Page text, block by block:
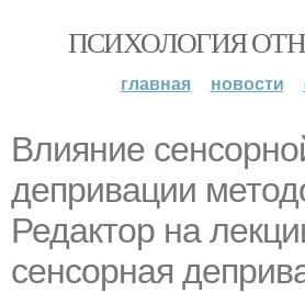
ПСИХОЛОГИЯ
главная новости
Влияние
депривации
Редактор на
сенсорная